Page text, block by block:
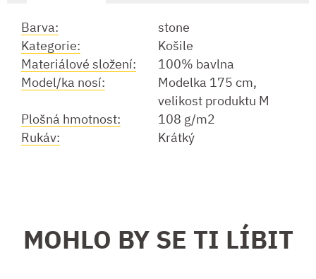
Barva:
stone
Kategorie:
Košile
Materiálové složení:
100% bavlna
Model/ka nosí:
Modelka 175 cm,
velikost produktu M
Plošná hmotnost:
108 g/m2
Rukáv:
Krátký
MOHLO BY SE TI LÍBIT